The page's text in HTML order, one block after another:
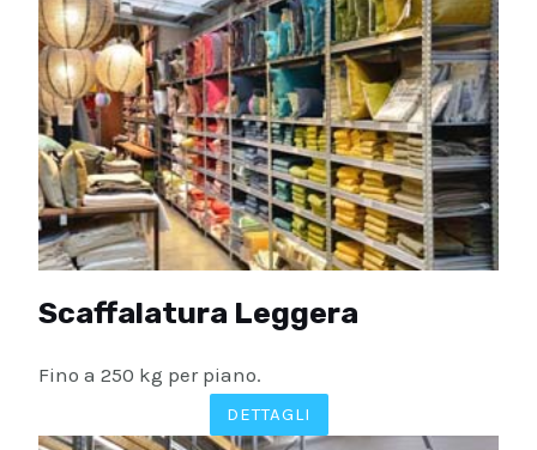
Scaffalatura Leggera
Fino a 250 kg per piano.
DETTAGLI